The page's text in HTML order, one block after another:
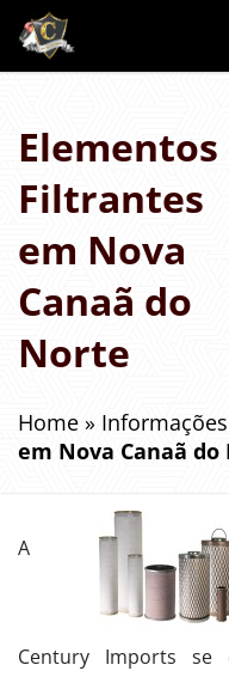
Elementos
Filtrantes
em Nova
Canaã do
Norte
Home » Informações
em Nova Canaã do
A
Century Imports se